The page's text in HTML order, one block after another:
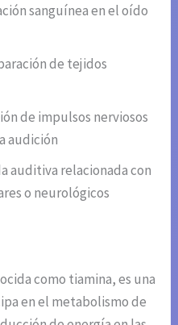
sanguínea en el oído
de tejidos
de impulsos nerviosos
audición
auditiva relacionada con
o neurológicos
como tiamina, es una
en el metabolismo de